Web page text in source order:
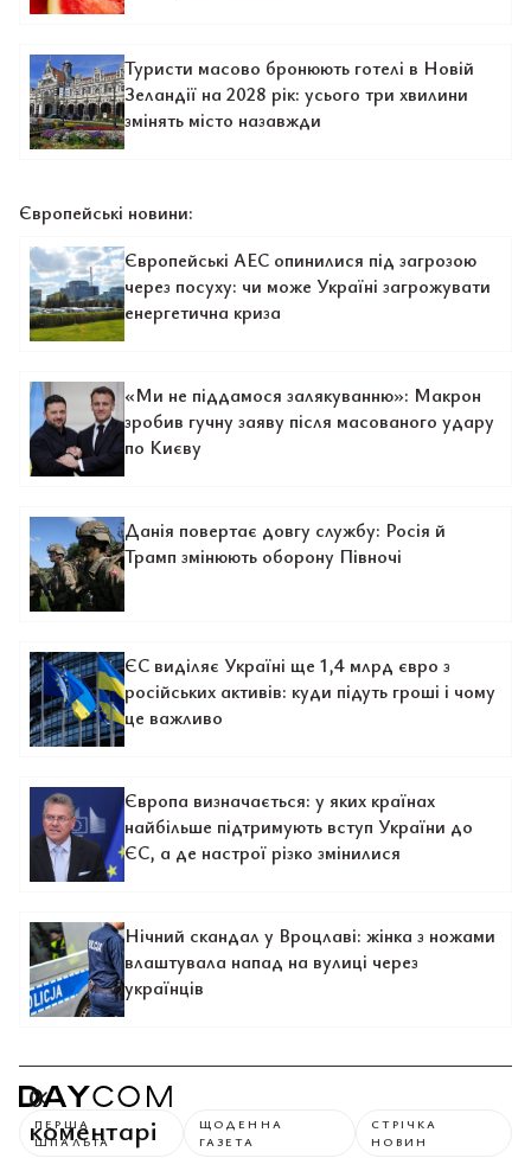
Туристи масово бронюють готелі в Новій
Зеландії на 2028 рік: усього три хвилини
змінять місто назавжди
Європейські новини:
Європейські АЕС опинилися під загрозою
через посуху: чи може Україні загрожувати
енергетична криза
«Ми не піддамося залякуванню»: Макрон
зробив гучну заяву після масованого удару
по Києву
Данія повертає довгу службу: Росія й
Трамп змінюють оборону Півночі
ЄС виділяє Україні ще 1,4 млрд євро з
російських активів: куди підуть гроші і чому
це важливо
Європа визначається: у яких країнах
найбільше підтримують вступ України до
ЄС, а де настрої різко змінилися
Нічний скандал у Вроцлаві: жінка з ножами
влаштувала напад на вулиці через
українців
0
коментарі
ПЕРША
ШПАЛЬТА
ЩОДЕННА
ГАЗЕТА
СТРІЧКА
НОВИН